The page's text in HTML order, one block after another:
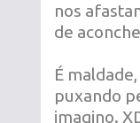
nos
de
É
puxando
imagino.